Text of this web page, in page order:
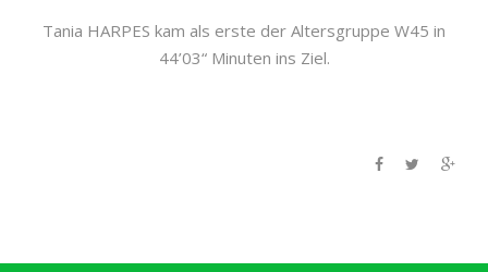
Tania HARPES kam als erste der Altersgruppe W45 in
44’03“ Minuten ins Ziel.